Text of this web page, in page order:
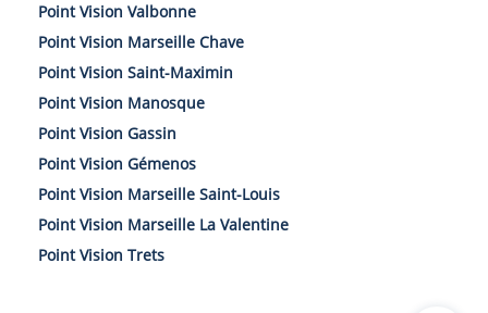
Point Vision Valbonne
Point Vision Marseille Chave
Point Vision Saint-Maximin
Point Vision Manosque
Point Vision Gassin
Point Vision Gémenos
Point Vision Marseille Saint-Louis
Point Vision Marseille La Valentine
Point Vision Trets